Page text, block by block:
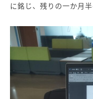
に銘じ、残りの一か月